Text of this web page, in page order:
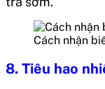
Cách nhận
8. Tiêu hao